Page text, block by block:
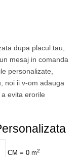
dupa placul tau,
mesaj in comanda
personalizate,
noi ii v-om adauga
evita erorile
CM = 0 m2